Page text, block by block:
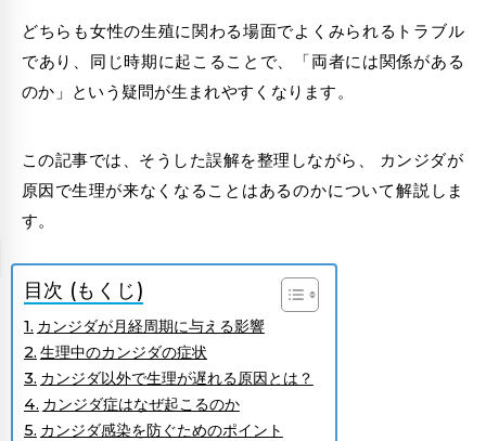
どちらも女性の生殖に関わる場面でよくみられるトラブル
であり、同じ時期に起こることで、「両者には関係がある
のか」という疑問が生まれやすくなります。
この記事では、そうした誤解を整理しながら、
カンジダが
原因で生理が来なくなる ことはあるのかについて解説しま
す。
目次 (もくじ)
カンジダが月経周期に与える影響
生理中のカンジダの症状
カンジダ以外で生理が遅れる原因とは？
カンジダ症はなぜ起こるのか
カンジダ感染を防ぐためのポイント